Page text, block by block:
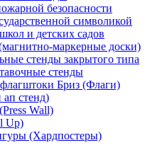
безопасности
символикой
и детских садов
маркерные доски)
стенды закрытого типа
стенды
Бриз (Флаги)
стенд)
Wall)
Up)
(Хардпостеры)